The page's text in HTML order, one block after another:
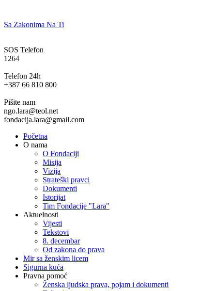
Sa Zakonima Na Ti
SOS Telefon
1264
Telefon 24h
+387 66 810 800
Pišite nam
ngo.lara@teol.net
fondacija.lara@gmail.com
Početna
O nama
O Fondaciji
Misija
Vizija
Strateški pravci
Dokumenti
Istorijat
Tim Fondacije "Lara"
Aktuelnosti
Vijesti
Tekstovi
8. decembar
Od zakona do prava
Mir sa ženskim licem
Sigurna kuća
Pravna pomoć
Ženska ljudska prava, pojam i dokumenti